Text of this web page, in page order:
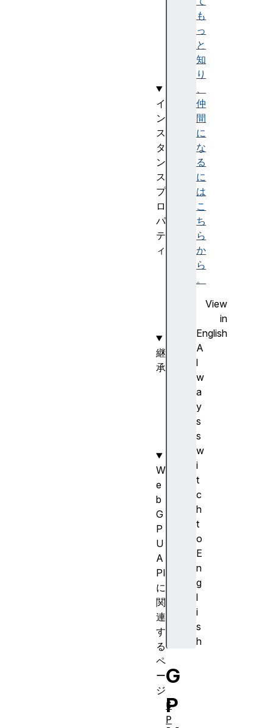
も
っ
と
知
り
、
仲
間
に
な
る
に
は
こ
ち
ら
か
ら
。
View
in
English
A
l
w
a
y
s
s
w
i
t
c
h
t
o
E
n
g
l
i
s
h
G
P
イ
ン
ス
タ
ン
ス
プ
ロ
パ
テ
ィ
継
承
W
e
b
G
P
U
A
PI
に
関
連
す
る
ペ
ー
ジ
G
P